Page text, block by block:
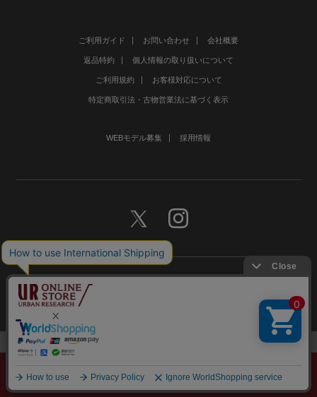
ご利用ガイド お問い合わせ 会社概要
返品特約 個人情報の取り扱いについて
ご利用規約 お客様対応について
特定商取引法・古物営業法に基づく表示
WEBモデル募集 採用情報
©URBAN RESEARCH Co., Ltd.All rights Reserved.